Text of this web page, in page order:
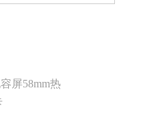
屏58mm热